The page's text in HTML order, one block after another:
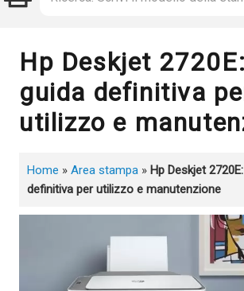
Hp Deskjet
guida definitiva
utilizzo e
Home » Area stampa » Hp Deskjet
definitiva per utilizzo e manutenzione